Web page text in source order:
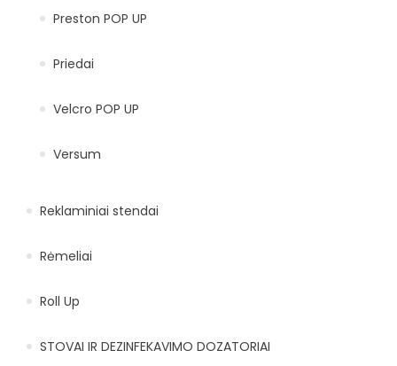
Preston POP UP
Priedai
Velcro POP UP
Versum
Reklaminiai stendai
Rėmeliai
Roll Up
STOVAI IR DEZINFEKAVIMO DOZATORIAI